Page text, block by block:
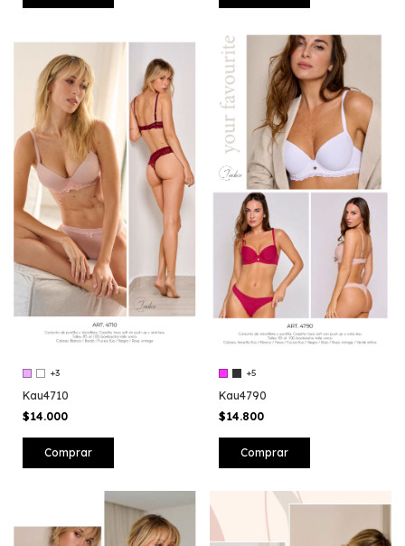
+3
Kau4710
$14.000
Comprar
+5
Kau4790
$14.800
Comprar